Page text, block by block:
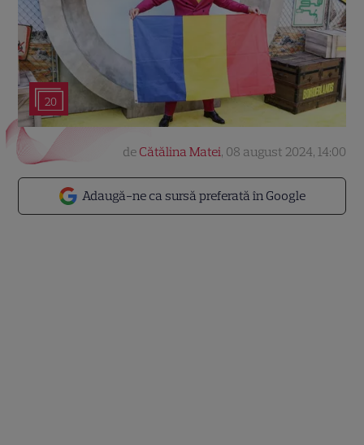
20
Adaugă-ne ca sursă preferată în Google
de Cătălina Matei, 08 august 2024, 14:00